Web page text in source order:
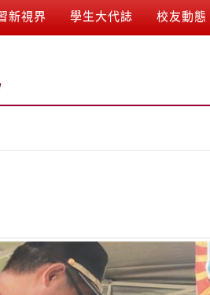
新視界 學生大代誌 校友動態